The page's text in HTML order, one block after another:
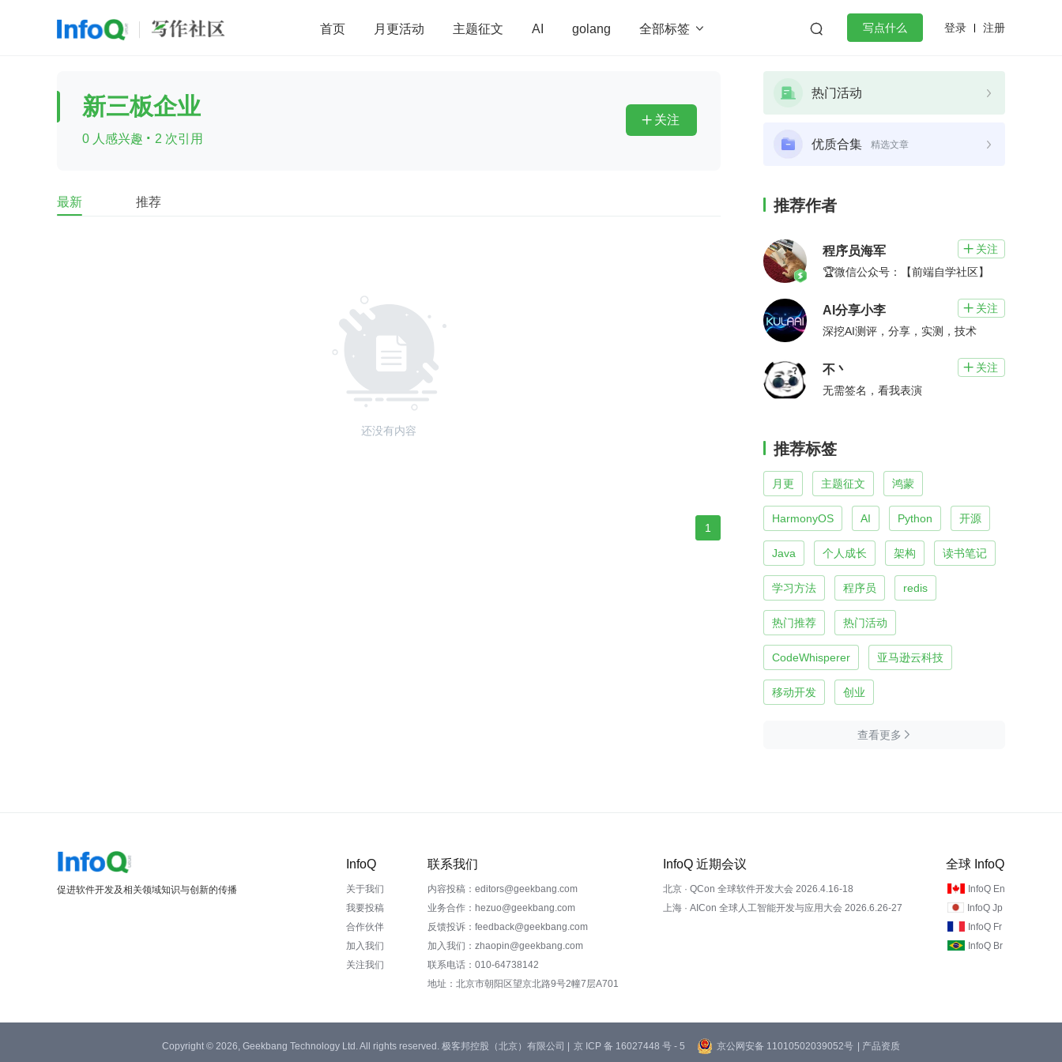
首页 月更活动 主题征文 AI golang 全部标签   写点什么 登录 注册
前端 AI 大数据 redis
查看更多
新三板企业
0 人感兴趣 · 2 次引用
 关注
最新 推荐
还没有内容
1
热门活动
优质合集 精选文章
推荐作者
程序员海军  关注
🏆微信公众号：【前端自学社区】
AI分享小李  关注
深挖AI测评，分享，实测，技术
不丶  关注
无需签名，看我表演
推荐标签
月更 主题征文 鸿蒙
HarmonyOS AI Python 开源
Java 个人成长 架构 读书笔记
学习方法 程序员 redis
热门推荐 热门活动
CodeWhisperer 亚马逊云科技
移动开发 创业
查看更多 
促进软件开发及相关领域知识与创新的传播
InfoQ
关于我们
我要投稿
合作伙伴
加入我们
关注我们
联系我们
内容投稿：editors@geekbang.com
业务合作：hezuo@geekbang.com
反馈投诉：feedback@geekbang.com
加入我们：zhaopin@geekbang.com
联系电话：010-64738142
地址：北京市朝阳区望京北路9号2幢7层A701
InfoQ 近期会议
北京 · QCon 全球软件开发大会 2026.4.16-18
上海 · AICon 全球人工智能开发与应用大会 2026.6.26-27
全球 InfoQ
InfoQ En
InfoQ Jp
InfoQ Fr
InfoQ Br
Copyright © 2026, Geekbang Technology Ltd. All rights reserved. 极客邦控股（北京）有限公司 | 京 ICP 备 16027448 号 - 5 京公网安备 11010502039052号 | 产品资质